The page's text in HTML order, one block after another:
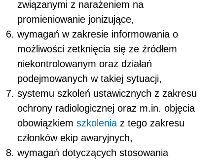
związanymi z narażeniem na
promieniowanie jonizujące,
wymagań w zakresie informowania o
możliwości zetknięcia się ze źródłem
niekontrolowanym oraz działań
podejmowanych w takiej sytuacji,
systemu szkoleń ustawicznych z zakresu
ochrony radiologicznej oraz m.in. objęcia
obowiązkiem szkolenia z tego zakresu
członków ekip awaryjnych,
wymagań dotyczących stosowania